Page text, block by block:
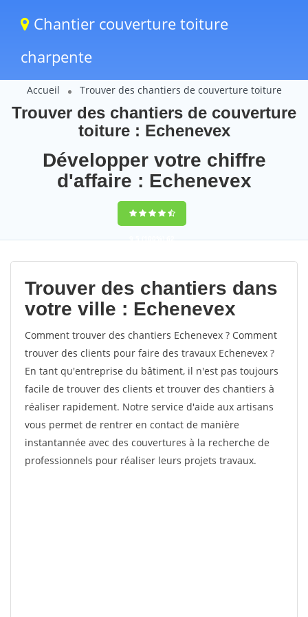
Chantier couverture toiture
charpente
Accueil Trouver des chantiers de couverture toiture
Trouver des chantiers de couverture
toiture : Echenevex
Développer votre chiffre
d'affaire : Echenevex
9,5(100%)62
votes
Trouver des chantiers dans
votre ville : Echenevex
Comment trouver des chantiers Echenevex ? Comment
trouver des clients pour faire des travaux Echenevex ?
En tant qu'entreprise du bâtiment, il n'est pas toujours
facile de trouver des clients et trouver des chantiers à
réaliser rapidement. Notre service d'aide aux artisans
vous permet de rentrer en contact de manière
instantannée avec des couvertures à la recherche de
professionnels pour réaliser leurs projets travaux.